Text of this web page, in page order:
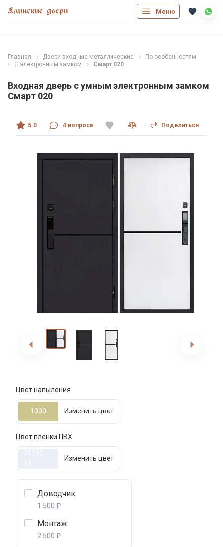
Меню
Главная Двери входные металлические
По особенностям
С электронным замком
Смарт 020
Входная дверь с умным электронным замком
Смарт 020
5.0 4 вопроса Поделиться
Доводчик
1 500 ₽
Монтаж
2 500 ₽
Цвет напыления
1000 Изменить цвет
Цвет пленки ПВХ
Изменить цвет